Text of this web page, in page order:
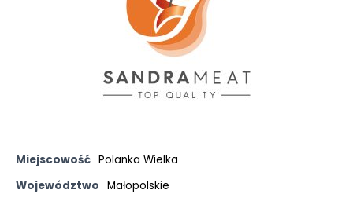
Miejscowość Polanka Wielka
Województwo Małopolskie